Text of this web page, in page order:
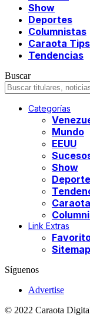
Show
Deportes
Columnistas
Caraota Tips
Tendencias
Buscar
Categorías
Mundo
EEUU
Show
Link Extras
Sitemap
Síguenos
Advertise
© 2022 Caraota